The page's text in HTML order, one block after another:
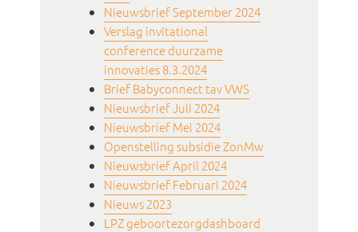
Nieuwsbrief September 2024
Verslag invitational
conference duurzame
innovaties 8.3.2024
Brief Babyconnect tav VWS
Nieuwsbrief Juli 2024
Nieuwsbrief Mei 2024
Openstelling subsidie ZonMw
Nieuwsbrief April 2024
Nieuwsbrief Februari 2024
Nieuws 2023
LPZ geboortezorgdashboard